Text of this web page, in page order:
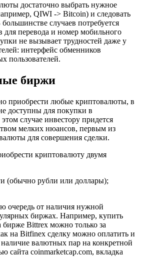
достаточно выбрать нужное
QIWI -> Bitcoin) и следовать
случаев потребуется
для перевода и номер мобильного
не вызывает трудностей даже у
интерфейс обменников
пользователей.
биржи
приобрести любые криптовалюты, в
доступны для покупки в
случае инвестору придется
мелких нюансов, первым из
для совершения сделки.
криптовалюту двумя
(обычно рубли или доллары);
очередь от наличия нужной
биржах. Например, купить
Bittrex можно только за
на Bitfinex сделку можно оплатить и
валютных пар на конкретной
coinmarketcap.com, вкладка